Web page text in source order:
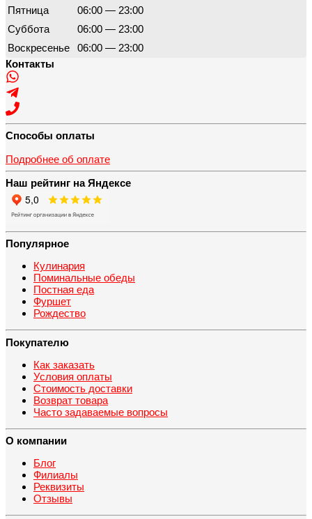
Пятница
06:00 — 23:00
Суббота
06:00 — 23:00
Воскресенье
06:00 — 23:00
Контакты
Способы оплаты
Подробнее об оплате
Наш рейтинг на Яндексе
Популярное
Кулинария
Поминальные обеды
Постная еда
Фуршет
Рождество
Покупателю
Как заказать
Условия оплаты
Стоимость доставки
Возврат товара
Часто задаваемые вопросы
О компании
Блог
Филиалы
Реквизиты
Отзывы